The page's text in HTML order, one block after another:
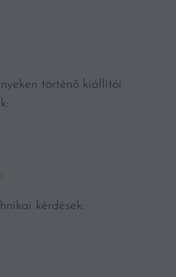
történő kiállítói
kérdések: